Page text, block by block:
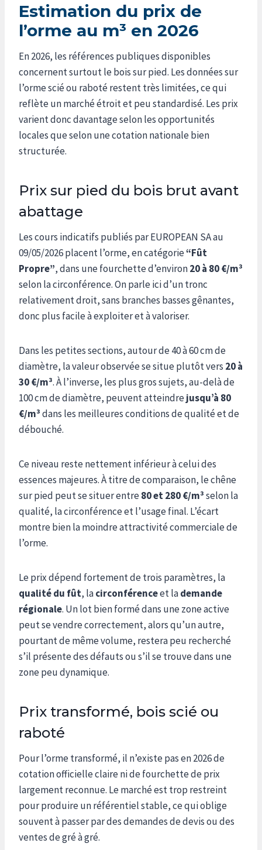
Estimation du prix de
l’orme au m³ en 2026
En 2026, les références publiques disponibles
concernent surtout le bois sur pied. Les données sur
l’orme scié ou raboté restent très limitées, ce qui
reflète un marché étroit et peu standardisé. Les prix
varient donc davantage selon les opportunités
locales que selon une cotation nationale bien
structurée.
Prix sur pied du bois brut avant
abattage
Les cours indicatifs publiés par EUROPEAN SA au
09/05/2026 placent l’orme, en catégorie“Fût
Propre”, dans une fourchette d’environ20 à 80 €/m³
selon la circonférence. On parle ici d’un tronc
relativement droit, sans branches basses gênantes,
donc plus facile à exploiter et à valoriser.
Dans les petites sections, autour de 40 à 60 cm de
diamètre, la valeur observée se situe plutôt vers 20 à
30 €/m³. À l’inverse, les plus gros sujets, au-delà de
100 cm de diamètre, peuvent atteindrejusqu’à 80
€/m³dans les meilleures conditions de qualité et de
débouché.
Ce niveau reste nettement inférieur à celui des
essences majeures. À titre de comparaison, le chêne
sur pied peut se situer entre80 et 280 €/m³selon la
qualité, la circonférence et l’usage final. L’écart
montre bien la moindre attractivité commerciale de
l’orme.
Le prix dépend fortement de trois paramètres, la
qualité du fût, lacirconférenceet lademande
régionale. Un lot bien formé dans une zone active
peut se vendre correctement, alors qu’un autre,
pourtant de même volume, restera peu recherché
s’il présente des défauts ou s’il se trouve dans une
zone peu dynamique.
Prix transformé, bois scié ou
raboté
Pour l’orme transformé, il n’existe pas en 2026 de
cotation officielle claire ni de fourchette de prix
largement reconnue. Le marché est trop restreint
pour produire un référentiel stable, ce qui oblige
souvent à passer par des demandes de devis ou des
ventes de gré à gré.